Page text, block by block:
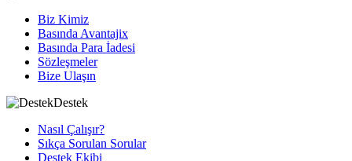
Biz Kimiz
Basında Avantajix
Basında Para İadesi
Sözleşmeler
Bize Ulaşın
Destek
Nasıl Çalışır?
Sıkça Sorulan Sorular
Destek Ekibi